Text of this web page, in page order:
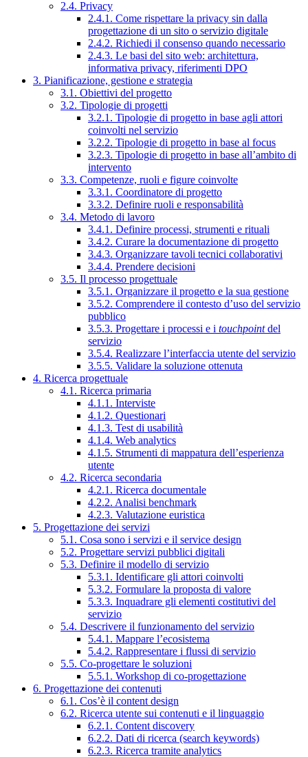
2.4. Privacy
2.4.1. Come rispettare la privacy sin dalla
progettazione di un sito o servizio digitale
2.4.2. Richiedi il consenso quando necessario
2.4.3. Le basi del sito web: architettura,
informativa privacy, riferimenti DPO
3. Pianificazione, gestione e strategia
3.1. Obiettivi del progetto
3.2. Tipologie di progetti
3.2.1. Tipologie di progetto in base agli attori
coinvolti nel servizio
3.2.2. Tipologie di progetto in base al focus
3.2.3. Tipologie di progetto in base all’ambito di
intervento
3.3. Competenze, ruoli e figure coinvolte
3.3.1. Coordinatore di progetto
3.3.2. Definire ruoli e responsabilità
3.4. Metodo di lavoro
3.4.1. Definire processi, strumenti e rituali
3.4.2. Curare la documentazione di progetto
3.4.3. Organizzare tavoli tecnici collaborativi
3.4.4. Prendere decisioni
3.5. Il processo progettuale
3.5.1. Organizzare il progetto e la sua gestione
3.5.2. Comprendere il contesto d’uso del servizio
pubblico
3.5.3. Progettare i processi e i touchpointdel
servizio
3.5.4. Realizzare l’interfaccia utente del servizio
3.5.5. Validare la soluzione ottenuta
4. Ricerca progettuale
4.1. Ricerca primaria
4.1.1. Interviste
4.1.2. Questionari
4.1.3. Test di usabilità
4.1.4. Web analytics
4.1.5. Strumenti di mappatura dell’esperienza
utente
4.2. Ricerca secondaria
4.2.1. Ricerca documentale
4.2.2. Analisi benchmark
4.2.3. Valutazione euristica
5. Progettazione dei servizi
5.1. Cosa sono i servizi e il service design
5.2. Progettare servizi pubblici digitali
5.3. Definire il modello di servizio
5.3.1. Identificare gli attori coinvolti
5.3.2. Formulare la proposta di valore
5.3.3. Inquadrare gli elementi costitutivi del
servizio
5.4. Descrivere il funzionamento del servizio
5.4.1. Mappare l’ecosistema
5.4.2. Rappresentare i flussi di servizio
5.5. Co-progettare le soluzioni
5.5.1. Workshop di co-progettazione
6. Progettazione dei contenuti
6.1. Cos’è il content design
6.2. Ricerca utente sui contenuti e il linguaggio
6.2.1. Content discovery
6.2.2. Dati di ricerca (search keywords)
6.2.3. Ricerca tramite analytics